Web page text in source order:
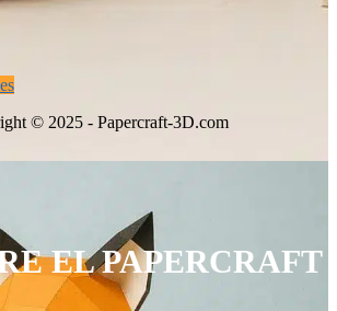
© 2025 - Papercraft-3D.com
EL PAPERCRAFT